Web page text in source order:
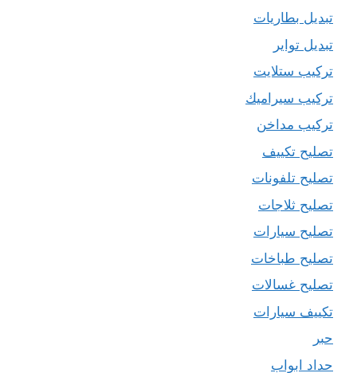
تبديل بطاريات
تبديل تواير
تركيب ستلايت
تركيب سيراميك
تركيب مداخن
تصليح تكييف
تصليح تلفونات
تصليح ثلاجات
تصليح سيارات
تصليح طباخات
تصليح غسالات
تكييف سيارات
حبر
حداد ابواب